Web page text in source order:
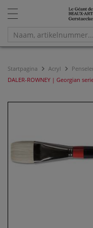
Startpagina Acryl
DALER-ROWNEY | Georgian